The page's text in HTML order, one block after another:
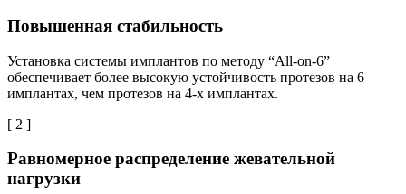
Повышенная стабильность
Установка системы имплантов по методу “All-on-6”
обеспечивает более высокую устойчивость протезов на 6
имплантах, чем протезов на 4-х имплантах.
[ 2 ]
Равномерное распределение жевательной
нагрузки